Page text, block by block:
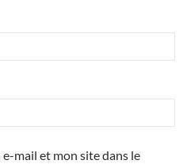
mail et mon site dans le